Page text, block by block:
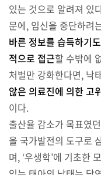
있는 것으로 알려져 있
문에, 임신을 중단하려
바른 정보를 습득하기
적으로 접근할 수밖에
처벌만 강화한다면, 낙
않은 의료진에 의한 고
이다.
출산율 감소가 목표였
을 국가발전의 도구로
며, ‘우생학’에 기초한